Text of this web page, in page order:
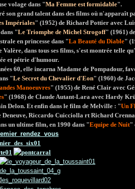
volage dans "Ma Femme est formidable".
son grand talent dans des films où n'apparaît
Impériales" (1952) de Richard Pottier avec
"Le Triomphe de Michel Strogoff" (1961)
en princesse dans "La Beauté du Diable"
dans tous ses films, s'est montrée telle
et pétrie d'humour.
60, elle incarna Madame de Pompadour,
"Le Secret du Chevalier d'Eon" (1960) de
Manoeuvres" (1955) de René Clair avec
" (1968) de Claude Autant-Lara avec Hardy
Delon. Et enfin dans le film de Melville : "Un
Deneuve, Riccardo Cuicciolla rt Richard
un ultime film, en 1990 dans "Equipe de Nuit"